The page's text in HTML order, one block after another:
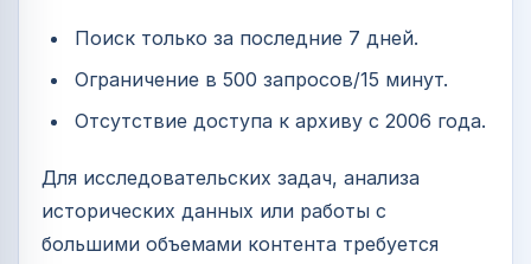
Поиск только за последние 7 дней.
Ограничение в 500 запросов/15 минут.
Отсутствие доступа к архиву с 2006 года.
Для исследовательских задач, анализа
исторических данных или работы с
большими объемами контента требуется